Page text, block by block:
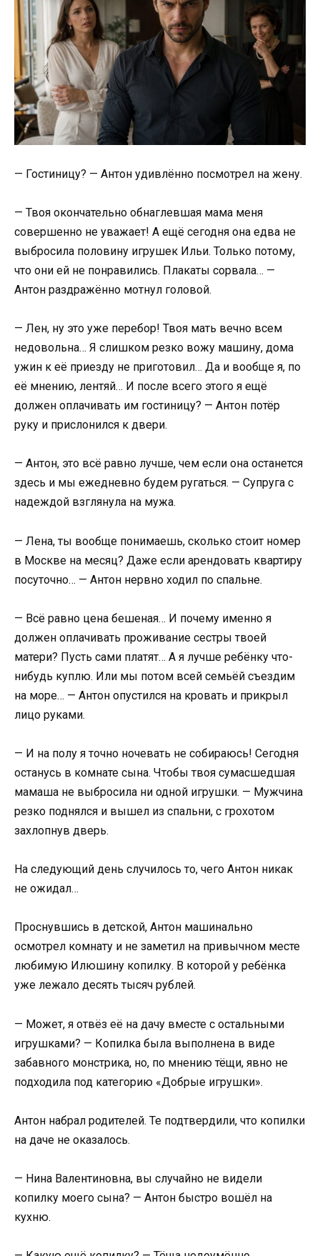
— Гостиницу? — Антон удивлённо посмотрел на жену.
— Твоя окончательно обнаглевшая мама меня
совершенно не уважает! А ещё сегодня она едва не
выбросила половину игрушек Ильи. Только потому,
что они ей не понравились. Плакаты сорвала… —
Антон раздражённо мотнул головой.
— Лен, ну это уже перебор! Твоя мать вечно всем
недовольна… Я слишком резко вожу машину, дома
ужин к её приезду не приготовил… Да и вообще я, по
её мнению, лентяй… И после всего этого я ещё
должен оплачивать им гостиницу? — Антон потёр
руку и прислонился к двери.
— Антон, это всё равно лучше, чем если она останется
здесь и мы ежедневно будем ругаться. — Супруга с
надеждой взглянула на мужа.
— Лена, ты вообще понимаешь, сколько стоит номер
в Москве на месяц? Даже если арендовать квартиру
посуточно… — Антон нервно ходил по спальне.
— Всё равно цена бешеная… И почему именно я
должен оплачивать проживание сестры твоей
матери? Пусть сами платят… А я лучше ребёнку что-
нибудь куплю. Или мы потом всей семьёй съездим
на море… — Антон опустился на кровать и прикрыл
лицо руками.
— И на полу я точно ночевать не собираюсь! Сегодня
останусь в комнате сына. Чтобы твоя сумасшедшая
мамаша не выбросила ни одной игрушки. — Мужчина
резко поднялся и вышел из спальни, с грохотом
захлопнув дверь.
На следующий день случилось то, чего Антон никак
не ожидал…
Проснувшись в детской, Антон машинально
осмотрел комнату и не заметил на привычном месте
любимую Илюшину копилку. В которой у ребёнка
уже лежало десять тысяч рублей.
— Может, я отвёз её на дачу вместе с остальными
игрушками? — Копилка была выполнена в виде
забавного монстрика, но, по мнению тёщи, явно не
подходила под категорию «Добрые игрушки».
Антон набрал родителей. Те подтвердили, что копилки
на даче не оказалось.
— Нина Валентиновна, вы случайно не видели
копилку моего сына? — Антон быстро вошёл на
кухню.